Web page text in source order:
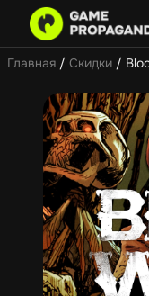
Главная / Скидки /